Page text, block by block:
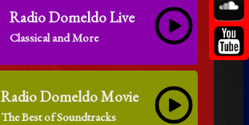
Radio Domeldo Live
Classical and More
Radio Domeldo Movie
The Best of Soundtracks